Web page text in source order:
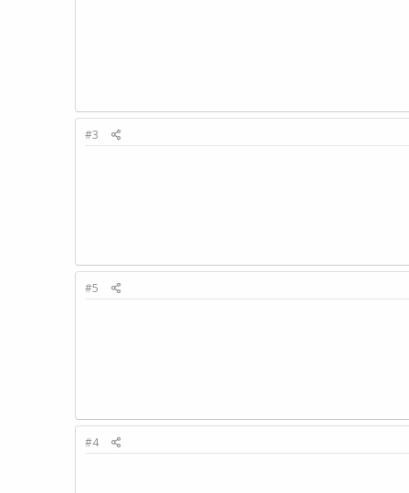
#3
#5
#4